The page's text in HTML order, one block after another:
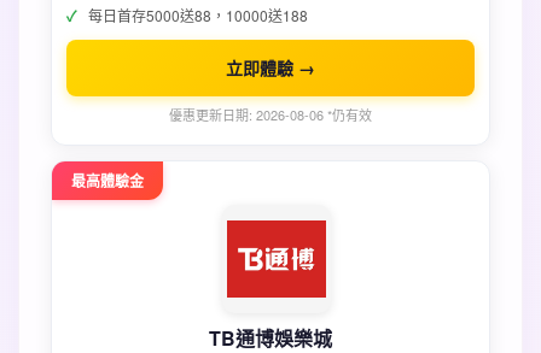
每日首存5000送88，10000送188
立即體驗 →
優惠更新日期: 2026-08-06 *仍有效
最高體驗金
TB通博娛樂城